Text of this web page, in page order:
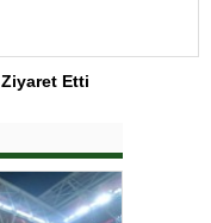
Ziyaret Etti